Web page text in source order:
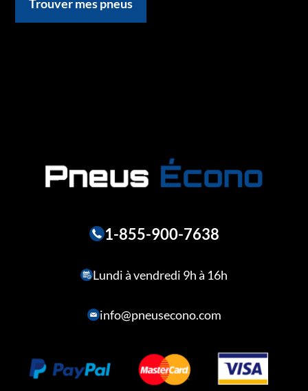
Trouver mes pneus
1-855-900-7638
Lundi à vendredi 9h à 16h
info@pneusecono.com